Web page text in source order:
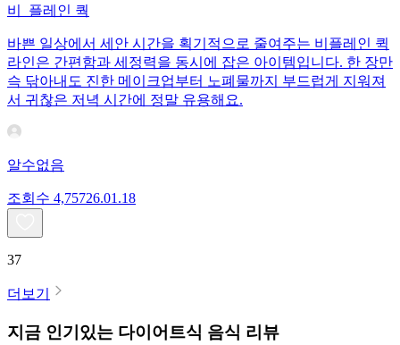
비_플레인 쿽
바쁜 일상에서 세안 시간을 획기적으로 줄여주는 비플레인 퀵
라인은 간편함과 세정력을 동시에 잡은 아이템입니다. 한 장만
슥 닦아내도 진한 메이크업부터 노폐물까지 부드럽게 지워져
서 귀찮은 저녁 시간에 정말 유용해요.
알수없음
조회수 4,75726.01.18
37
더보기
지금 인기있는 다이어트식 음식 리뷰